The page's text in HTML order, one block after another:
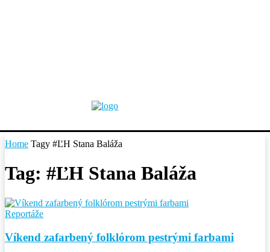
Home Tagy #ĽH Stana Baláža
Tag: #ĽH Stana Baláža
Reportáže
Víkend zafarbený folklórom pestrými farbami